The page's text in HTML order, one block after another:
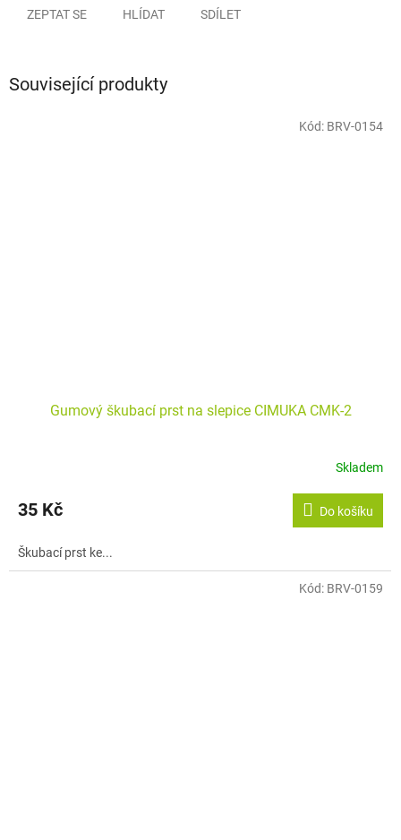
ZEPTAT SE HLÍDAT SDÍLET
Související produkty
Gumový škubací prst na slepice CIMUKA CMK-2
Skladem
35 Kč Do košíku
Škubací prst ke...
Kód: BRV-0154
Kód: BRV-0159